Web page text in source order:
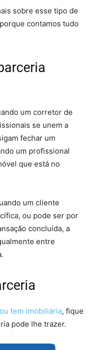
sobre esse tipo de
contamos tudo
um corretor de
se unem a
fechar um
um profissional
que está no
um cliente
ou pode ser por
concluída, a
entre
tem imobiliária, fique
pode lhe trazer.